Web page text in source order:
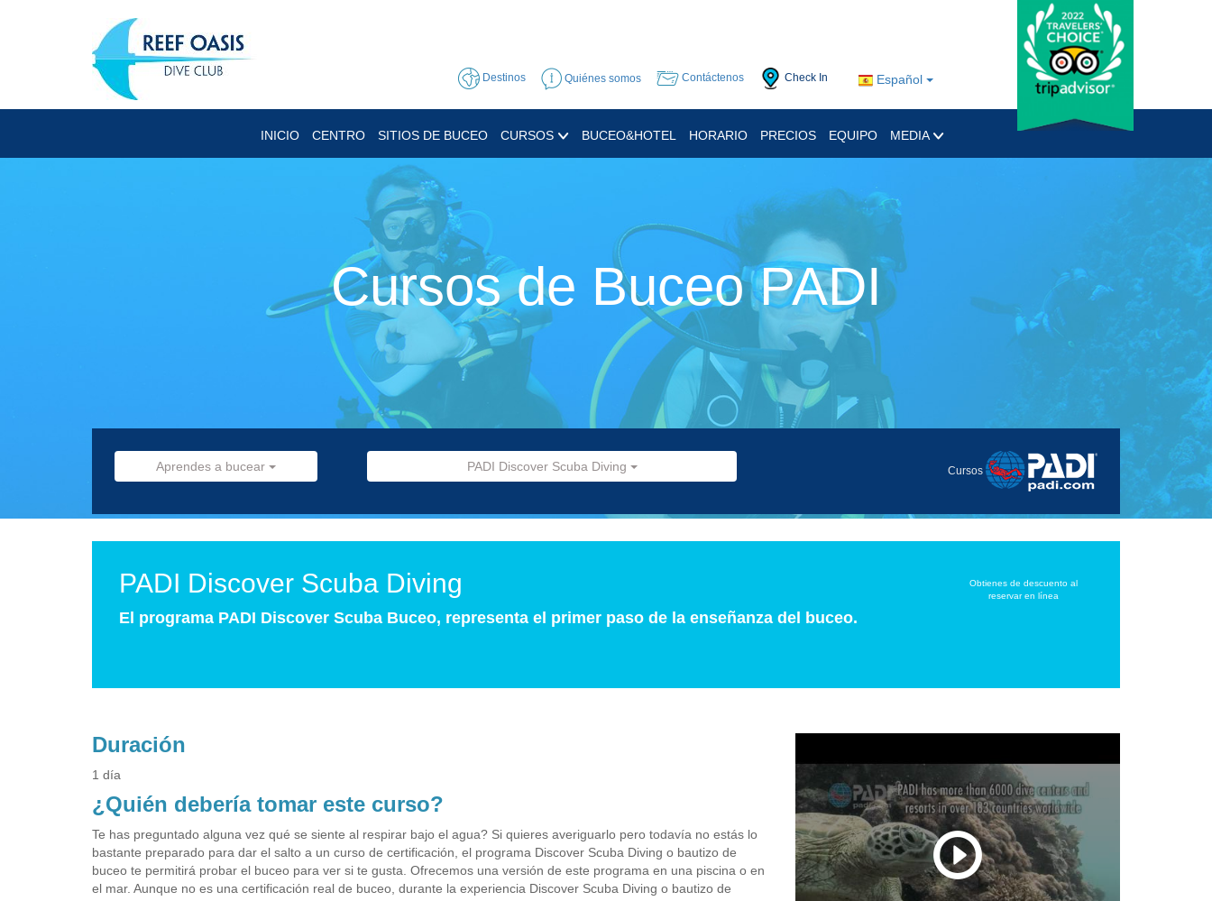
Español
Destinos Quiénes somos Contáctenos Check In
INICIO CENTRO SITIOS DE BUCEO CURSOS BUCEO&HOTEL HORARIO PRECIOS EQUIPO MEDIA
Cursos de Buceo PADI
Aprendes a bucear PADI Discover Scuba Diving Cursos
PADI Discover Scuba Diving
El programa PADI Discover Scuba Buceo, representa el primer paso de la enseñanza del buceo.
Obtienes de descuento al
reservar en línea
Duración
1 día
¿Quién debería tomar este curso?
Te has preguntado alguna vez qué se siente al respirar bajo el agua? Si quieres averiguarlo pero todavía no estás lo
bastante preparado para dar el salto a un curso de certificación, el programa Discover Scuba Diving o bautizo de
buceo te permitirá probar el buceo para ver si te gusta. Ofrecemos una versión de este programa en una piscina o en
el mar. Aunque no es una certificación real de buceo, durante la experiencia Discover Scuba Diving o bautizo de